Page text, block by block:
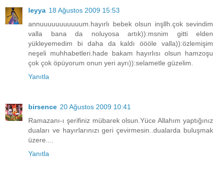
leyya 18 Ağustos 2009 15:53
annuuuuuuuuuuum.hayırlı bebek olsun inşllh.çok sevindim
valla bana da noluyosa artık)):msnim gitti elden
yükleyemedim bi daha da kaldı öööle valla)):özlemişim
neşeli muhhabetleri.hade bakam hayırlısı olsun hamzoşu
çok çok öpüyorum onun yeri ayrı)):selametle güzelim.
Yanıtla
birsence 20 Ağustos 2009 10:41
Ramazanı-ı şerifiniz mübarek olsun.Yüce Allahım yaptığınız
duaları ve hayırlarınızı geri çevirmesin..dualarda buluşmak
üzere....
Yanıtla